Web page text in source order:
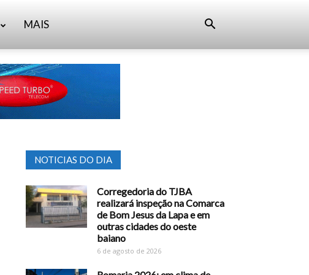
MAIS
NOTICIAS DO DIA
Corregedoria do TJBA
realizará inspeção na Comarca
de Bom Jesus da Lapa e em
outras cidades do oeste
baiano
6 de agosto de 2026